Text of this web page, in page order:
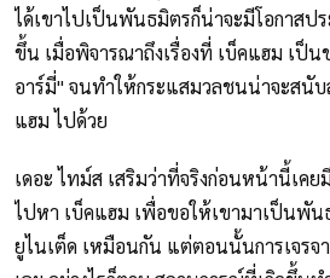
ได้เขาไปเป็นพันธมิตรก็น่าจะมีโอกาสป
ขึ้น เมื่อพิจารณาถึงเรื่องที่ เบ็คแฮม เป็น
อาร์มี่" จนทำให้กระแสมวลชนน่าจะสนั
แฮม ไปด้วย
เดอะ ไทม์ส เสริมว่าที่จริงก่อนหน้านี้เค
ไปหา เบ็คแฮม เพื่อขอให้เขามาเป็นพั
ยูไนเต็ด เหมือนกัน แต่ตอนนั้นการเจรจ